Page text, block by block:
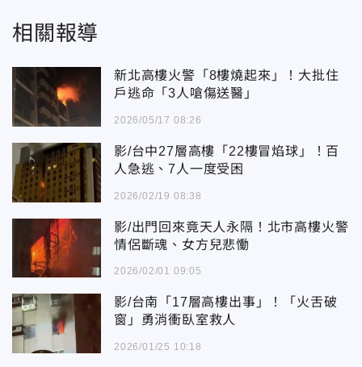
相關報導
新北高樓火警「8樓燒起來」！大批住
戶逃命「3人嗆傷送醫」
2026/05/17 08:26
影/台中27層高樓「22樓冒焰球」！百
人急逃、7人一度受困
2026/02/19 08:38
影/出門回來竟天人永隔！北市高樓火警
情侶斷魂、女方兒悲慟
2026/02/01 09:05
影/台南「17層高樓出事」！「火舌破
窗」勇消衝臥室救人
2026/01/25 10:18